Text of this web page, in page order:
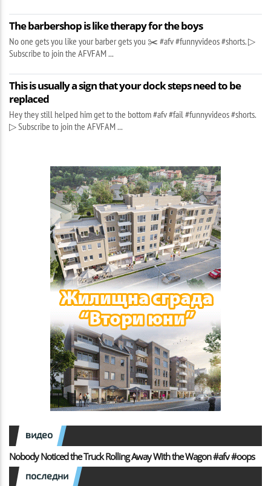
The barbershop is like therapy for the boys
No one gets you like your barber gets you ✂️ #afv #funnyvideos #shorts. ▷
Subscribe to join the AFVFAM ...
This is usually a sign that your dock steps need to be
replaced
Hey they still helped him get to the bottom #afv #fail #funnyvideos #shorts.
▷ Subscribe to join the AFVFAM ...
видео
Nobody Noticed the Truck Rolling Away With the Wagon #afv #oops
последни